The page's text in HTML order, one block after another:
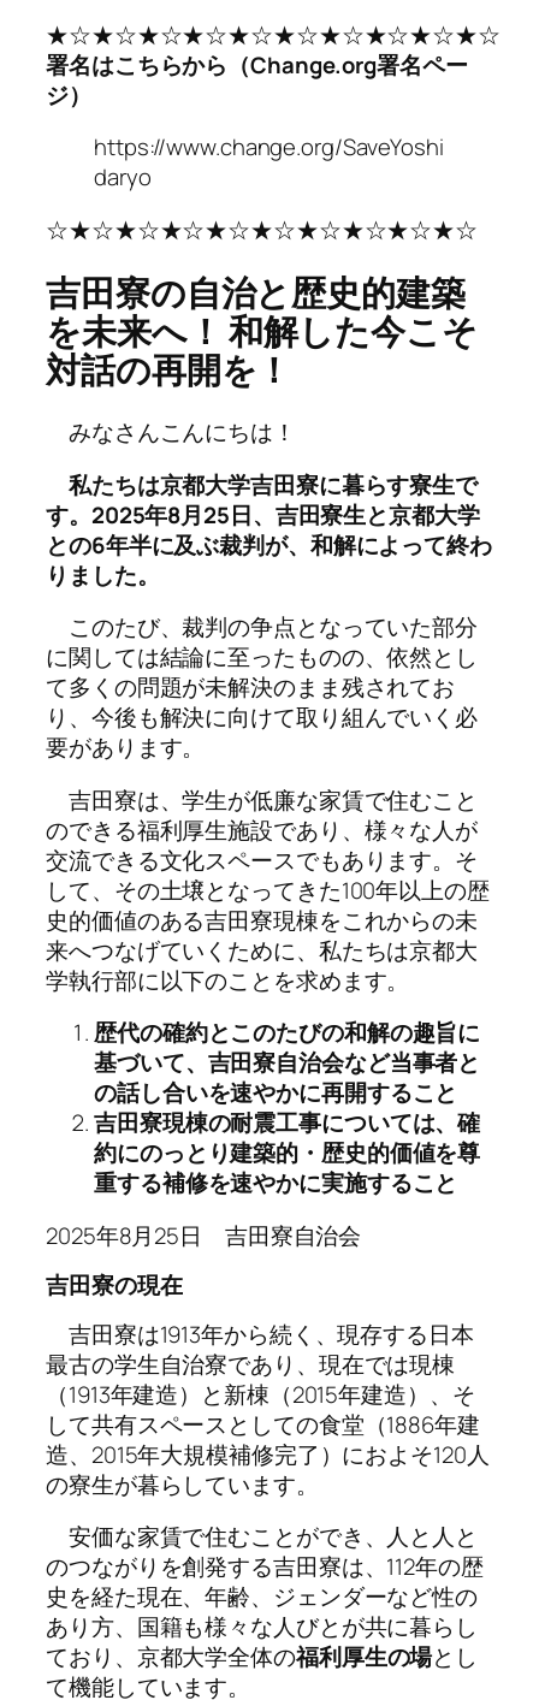
★☆★☆★☆★☆★☆★☆★☆★☆★☆★☆
署名はこちらから（Change.org署名ペー
ジ）
https://www.change.org/SaveYoshi
daryo
☆★☆★☆★☆★☆★☆★☆★☆★☆★☆
吉田寮の自治と歴史的建築
を未来へ！ 和解した今こそ
対話の再開を！
みなさんこんにちは！
私たちは京都大学吉田寮に暮らす寮生で
す。2025年8月25日、吉田寮生と京都大学
との6年半に及ぶ裁判が、和解によって終わ
りました。
このたび、裁判の争点となっていた部分
に関しては結論に至ったものの、依然とし
て多くの問題が未解決のまま残されてお
り、今後も解決に向けて取り組んでいく必
要があります。
吉田寮は、学生が低廉な家賃で住むこと
のできる福利厚生施設であり、様々な人が
交流できる文化スペースでもあります。そ
して、その土壌となってきた100年以上の歴
史的価値のある吉田寮現棟をこれからの未
来へつなげていくために、私たちは京都大
学執行部に以下のことを求めます。
歴代の確約とこのたびの和解の趣旨に
基づいて、吉田寮自治会など当事者と
の話し合いを速やかに再開すること
吉田寮現棟の耐震工事については、確
約にのっとり建築的・歴史的価値を尊
重する補修を速やかに実施すること
2025年8月25日 吉田寮自治会
吉田寮の現在
吉田寮は1913年から続く、現存する日本
最古の学生自治寮であり、現在では現棟
（1913年建造）と新棟（2015年建造）、そ
して共有スペースとしての食堂（1886年建
造、2015年大規模補修完了）におよそ120人
の寮生が暮らしています。
安価な家賃で住むことができ、人と人と
のつながりを創発する吉田寮は、112年の歴
史を経た現在、年齢、ジェンダーなど性の
あり方、国籍も様々な人びとが共に暮らし
ており、京都大学全体の福利厚生の場とし
て機能しています。